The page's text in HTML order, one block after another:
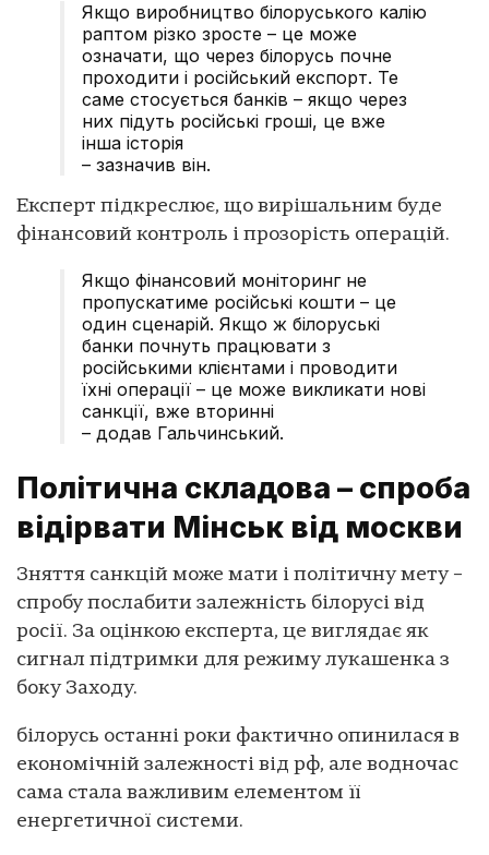
Якщо виробництво білоруського калію
раптом різко зросте – це може
означати, що через білорусь почне
проходити і російський експорт. Те
саме стосується банків – якщо через
них підуть російські гроші, це вже
інша історія
– зазначив він.
Експерт підкреслює, що вирішальним буде
фінансовий контроль і прозорість операцій.
Якщо фінансовий моніторинг не
пропускатиме російські кошти – це
один сценарій. Якщо ж білоруські
банки почнуть працювати з
російськими клієнтами і проводити
їхні операції – це може викликати нові
санкції, вже вторинні
– додав Гальчинський.
Політична складова – спроба
відірвати Мінськ від москви
Зняття санкцій може мати і політичну мету –
спробу послабити залежність білорусі від
росії. За оцінкою експерта, це виглядає як
сигнал підтримки для режиму лукашенка з
боку Заходу.
білорусь останні роки фактично опинилася в
економічній залежності від рф, але водночас
сама стала важливим елементом її
енергетичної системи.